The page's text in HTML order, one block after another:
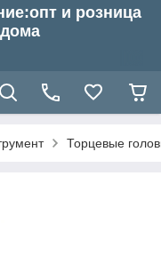
и розница
Торцевые